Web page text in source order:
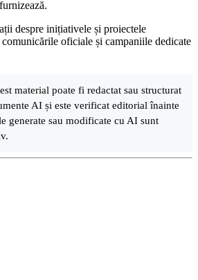
despre inițiativele și proiectele
oficiale și campaniile dedicate
material poate fi redactat sau structurat
AI și este verificat editorial înainte
generate sau modificate cu AI sunt